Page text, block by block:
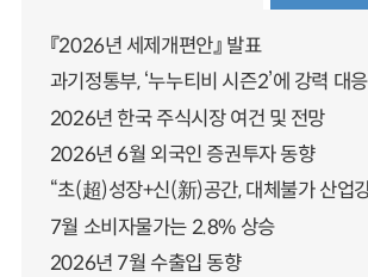
『2026년 세제개편안』 발표
과기정통부, ‘누누티비 시즌2’에 강력 대
2026년 한국 주식시장 여건 및 전망
2026년 6월 외국인 증권투자 동향
“초(超)성장+신(新)공간, 대체불가 산업
7월 소비자물가는 2.8% 상승
2026년 7월 수출입 동향